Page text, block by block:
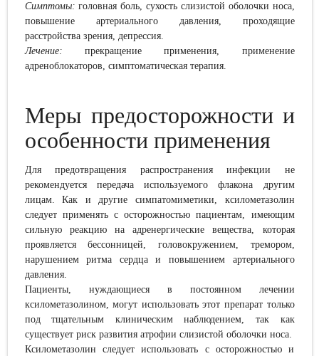
Симптомы: головная боль, сухость слизистой оболочки носа,
повышение артериального давления, проходящие
расстройства зрения, депрессия.
Лечение: прекращение применения, применение
адреноблокаторов, симптоматическая терапия.
Меры предосторожности и
особенности применения
Для предотвращения распространения инфекции не
рекомендуется передача используемого флакона другим
лицам. Как и другие симпатомиметики, ксилометазолин
следует применять с осторожностью пациентам, имеющим
сильную реакцию на адренергические вещества, которая
проявляется бессонницей, головокружением, тремором,
нарушением ритма сердца и повышением артериального
давления.
Пациенты, нуждающиеся в постоянном лечении
ксилометазолином, могут использовать этот препарат только
под тщательным клиническим наблюдением, так как
существует риск развития атрофии слизистой оболочки носа.
Ксилометазолин следует использовать с осторожностью и